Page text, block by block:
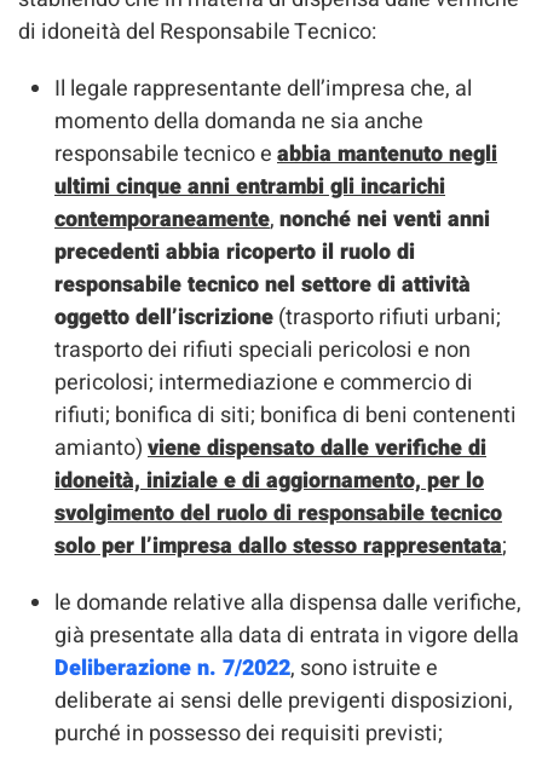
di idoneità del Responsabile Tecnico:
Il legale rappresentante dell’impresa che, al
momento della domanda ne sia anche
responsabile tecnico eabbia mantenuto negli
ultimi cinque anni entrambi gli incarichi
contemporaneamente,nonché nei venti anni
precedenti abbia ricoperto il ruolo di
responsabile tecnico nel settore di attività
oggetto dell’iscrizione(trasporto rifiuti urbani;
trasporto dei rifiuti speciali pericolosi e non
pericolosi; intermediazione e commercio di
rifiuti; bonifica di siti; bonifica di beni contenenti
amianto)viene dispensato dalle verifiche di
idoneità, iniziale e di aggiornamento, per lo
svolgimento del ruolo di responsabile tecnico
solo per l’impresa dallo stesso rappresentata;
le domande relative alla dispensa dalle verifiche,
già presentate alla data di entrata in vigore della
Deliberazione n. 7/2022, sono istruite e
deliberate ai sensi delle previgenti disposizioni,
purché in possesso dei requisiti previsti;